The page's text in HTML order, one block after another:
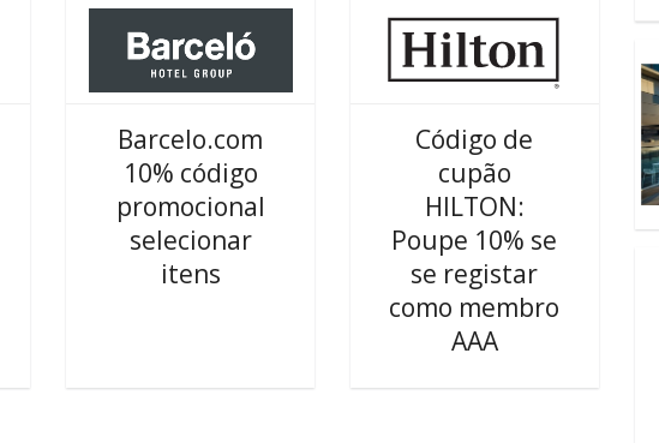
Barcelo.com
10% código
promocional
selecionar
itens
Código de
cupão
HILTON:
Poupe 10% se
se registar
como membro
AAA